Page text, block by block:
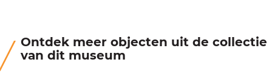
Ontdek meer objecten uit de collectie
van dit museum